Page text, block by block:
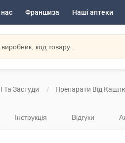
Франшиза Наші аптеки
Та Застуди Препарати Від
Інструкція Відгуки